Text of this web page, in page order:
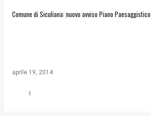
Comune di Siculiana: nuovo avviso Piano Paesaggistico
aprile 19, 2014
1